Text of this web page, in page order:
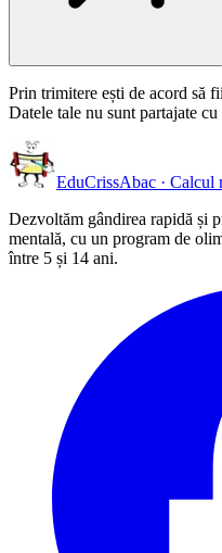
Prin trimitere ești de acord să
Datele tale nu sunt partajate cu
EduCrissAbac · Calcul
Dezvoltăm gândirea rapidă și
mentală, cu un program de
între 5 și 14 ani.